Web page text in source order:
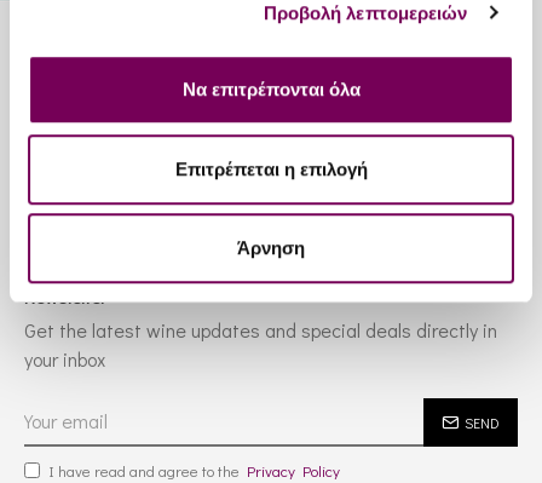
Προβολή λεπτομερειών
Να επιτρέπονται όλα
Επιτρέπεται η επιλογή
Άρνηση
Services
Newsletter
Get the latest wine updates and special deals directly in
your inbox
SEND
I have read and agree to the Privacy Policy